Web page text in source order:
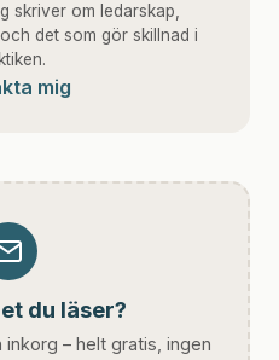
skriver om ledarskap,
det som gör skillnad i
mig
du läser?
inkorg – helt gratis, ingen